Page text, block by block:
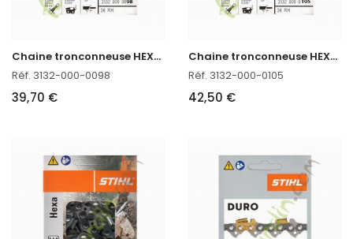
C
haine tronconneuse HEXA Stihl 3132-000-0098
Réf. 3132-000-0098
39,70 €
C
haine tronconneuse HEXA Stihl 3132-000-0105
Réf. 3132-000-0105
42,50 €